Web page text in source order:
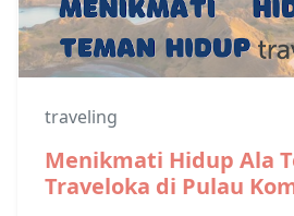
traveling
Menikmati Hidup Ala
Traveloka di Pulau